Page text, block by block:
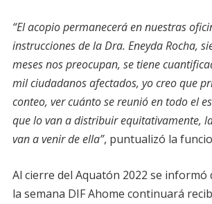
“El acopio permanecerá en nuestras
instrucciones de la Dra. Eneyda Rocha,
meses nos preocupan, se tiene
mil ciudadanos afectados, yo creo que
conteo, ver cuánto se reunió en todo el
que lo van a distribuir equitativamente,
van a venir de ella”, puntualizó la
Al cierre del Aquatón 2022 se informó
la semana DIF Ahome continuará